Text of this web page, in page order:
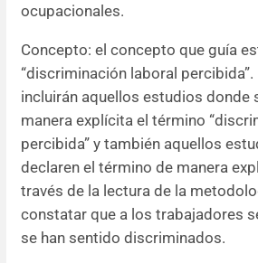
ocupacionales.
Concepto: el concepto que guía
“discriminación laboral
incluirán aquellos estudios donde
manera explícita el término
percibida” y también aquellos
declaren el término de manera
través de la lectura de la
constatar que a los trabajadores
se han sentido discriminados.